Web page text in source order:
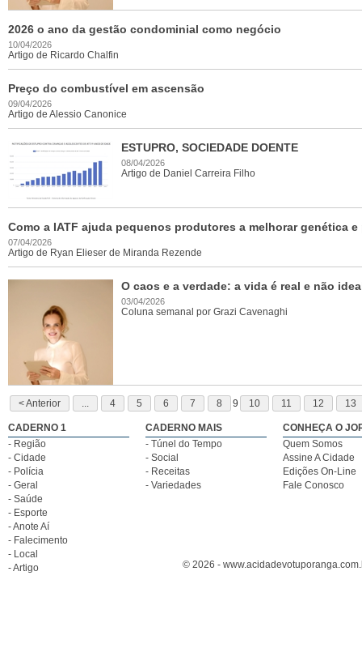
2026 o ano da gestão condominial como negócio
10/04/2026
Artigo de Ricardo Chalfin
Preço do combustível em ascensão
09/04/2026
Artigo de Alessio Canonice
ESTUPRO, SOCIEDADE DOENTE
08/04/2026
Artigo de Daniel Carreira Filho
Como a IATF ajuda pequenos produtores a melhorar genética
07/04/2026
Artigo de Ryan Elieser de Miranda Rezende
O caos e a verdade: a vida é real e não
03/04/2026
Coluna semanal por Grazi Cavenaghi
< Anterior 4 5 6 7 8 9 10 11 12 13
CADERNO 1
- Região
- Cidade
- Polícia
- Geral
- Saúde
- Esporte
- Anote Aí
- Falecimento
- Local
- Artigo
CADERNO MAIS
- Túnel do Tempo
- Social
- Receitas
- Variedades
CONHEÇA O
Quem Somos
Assine A Cidade
Edições On-Line
Fale Conosco
© 2026 -